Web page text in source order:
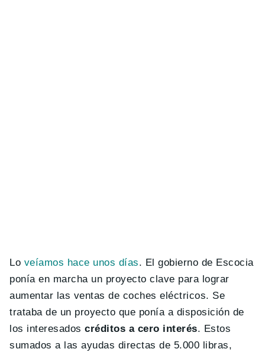
Lo veíamos hace unos días. El gobierno de Escocia
ponía en marcha un proyecto clave para lograr
aumentar las ventas de coches eléctricos. Se
trataba de un proyecto que ponía a disposición de
los interesadoscréditos a cero interés. Estos
sumados a las ayudas directas de 5.000 libras,